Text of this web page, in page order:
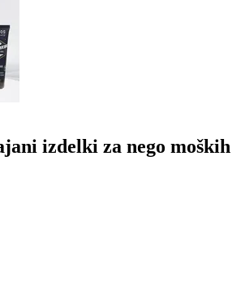
izdelki za nego moških